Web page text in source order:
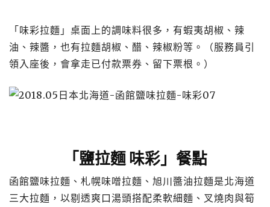
「味彩拉麵」桌面上的調味料很多，有蝦夷胡椒、辣
油、辣醬，也有拉麵胡椒、醋、辣椒粉等。（服務員引
領入座後，會拿走已付款票券、留下票根。）
「鹽拉麵 味彩」餐點
函館鹽味拉麵、札幌味噌拉麵、旭川醬油拉麵是北海道
三大拉麵，以剔透爽口湯頭搭配柔軟細麵、叉燒肉與筍